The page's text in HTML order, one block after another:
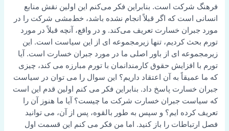
فرهنگ شرکت است. بنابراین فکر می‌کنم این اولین نقش منابع
انسانی است که اگر قبلاً انجام نشده باشد، خط‌مشی شرکت را در
مورد جبران خسارت تعریف می‌کند. و در واقع، آنچه قبلاً در مورد
تورم بحث کردیم، تنها زیرمجموعه ای از این سیاست است. این
زیرمجموعه ای از باور اصلی ما در مورد جبران خسارت است. آیا
تورم با افزایش حقوق کارمندانمان با تورم مبارزه می کند، چیزی
که ما عمیقاً به آن اعتقاد داریم؟ این سوال را می توان در سیاست
جبران خسارت پاسخ داد. بنابراین فکر می کنم اولین قدم این است
که سیاست جبران خسارت شرکت ما چیست؟ آیا ما هنوز آن را
تعریف کرده ایم؟ و سپس به طور بالقوه، پس از آن، می توانید
فصل ارتباطات را باز کنید. اما من فکر می کنم این قسمت اول